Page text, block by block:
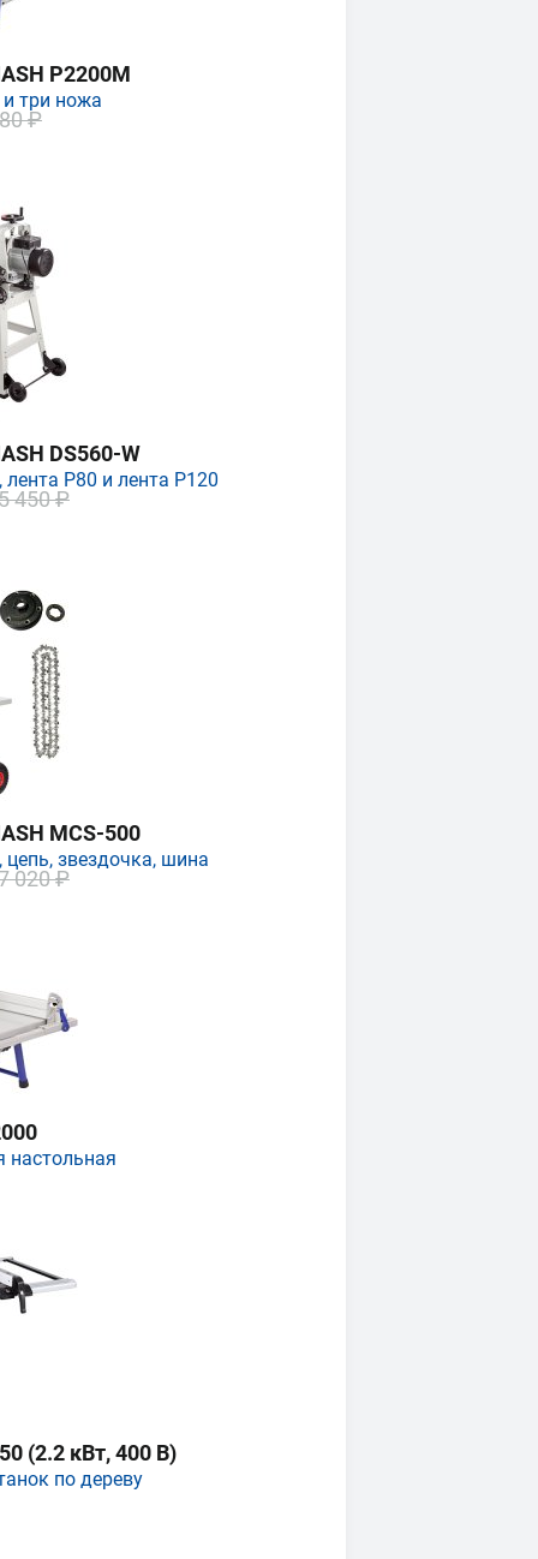
P2200M
три ножа
₽
DS560-W
P80 и лента P120
450 ₽
MCS-500
цепь, звездочка, шина
020 ₽
настольная
(2.2 кВт, 400 В)
по дереву